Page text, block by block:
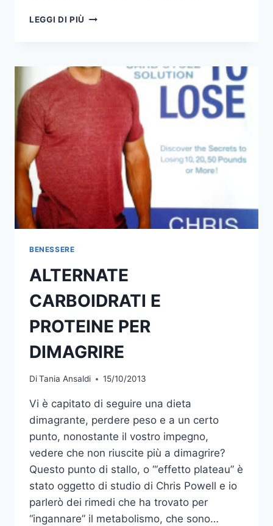
LEGGI DI PIÙ SAI
BENESSERE
ALTERNATE
CARBOIDRATI E
PROTEINE PER
DIMAGRIRE
DiTania Ansaldi 15/10/2013
Vi è capitato di seguire una dieta
dimagrante, perdere peso e a un certo
punto, nonostante il vostro impegno,
vedere che non riuscite più a dimagrire?
Questo punto di stallo, o “‘effetto plateau” è
stato oggetto di studio di Chris Powell e io
parlerò dei rimedi che ha trovato per
“ingannare” il metabolismo, che sono…